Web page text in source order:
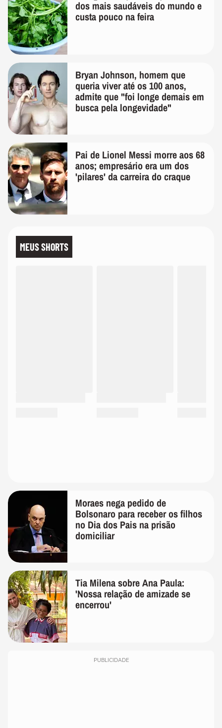
dos mais saudáveis do mundo e
custa pouco na feira
Bryan Johnson, homem que
queria viver até os 100 anos,
admite que "foi longe demais em
busca pela longevidade"
Pai de Lionel Messi morre aos 68
anos; empresário era um dos
'pilares' da carreira do craque
MEUS SHORTS
Moraes nega pedido de
Bolsonaro para receber os filhos
no Dia dos Pais na prisão
domiciliar
Tia Milena sobre Ana Paula:
'Nossa relação de amizade se
encerrou'
PUBLICIDADE